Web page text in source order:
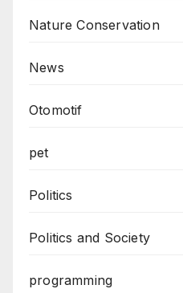
Nature Conservation
News
Otomotif
pet
Politics
Politics and Society
programming